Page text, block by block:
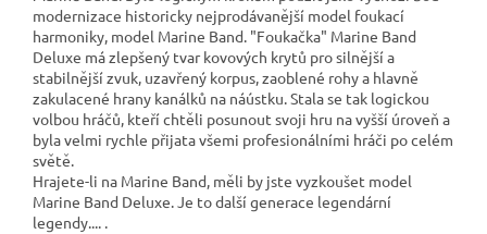
modernizace historicky nejprodávanější model foukací
harmoniky, model Marine Band. "Foukačka" Marine Band
Deluxe má zlepšený tvar kovových krytů pro silnější a
stabilnější zvuk, uzavřený korpus, zaoblené rohy a hlavně
zakulacené hrany kanálků na náústku. Stala se tak logickou
volbou hráčů, kteří chtěli posunout svoji hru na vyšší úroveň a
byla velmi rychle přijata všemi profesionálními hráči po celém
světě.
Hrajete-li na Marine Band, měli by jste vyzkoušet model
Marine Band Deluxe. Je to další generace legendární
legendy.... .